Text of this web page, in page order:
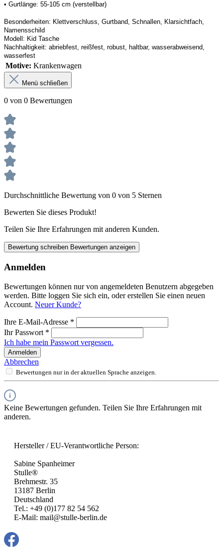
• Gurtlänge: 55-105 cm (verstellbar)
Besonderheiten: Klettverschluss, Gurtband, Schnallen, Klarsichtfach,
Namensschild
Modell: Kid Tasche
Nachhaltigkeit: abriebfest, reißfest, robust, haltbar, wasserabweisend,
wasserfest
Motive: Krankenwagen
Menü schließen
0 von 0 Bewertungen
Durchschnittliche Bewertung von 0 von 5 Sternen
Bewerten Sie dieses Produkt!
Teilen Sie Ihre Erfahrungen mit anderen Kunden.
Bewertung schreiben Bewertungen anzeigen
Anmelden
Bewertungen können nur von angemeldeten Benutzern abgegeben
werden. Bitte loggen Sie sich ein, oder erstellen Sie einen neuen
Account. Neuer Kunde?
Ihre E-Mail-Adresse *
Ihr Passwort *
Ich habe mein Passwort vergessen.
Anmelden
Abbrechen
Bewertungen nur in der aktuellen Sprache anzeigen.
Keine Bewertungen gefunden. Teilen Sie Ihre Erfahrungen mit
anderen.
Hersteller / EU-Verantwortliche Person:
Sabine Spanheimer
Stulle®
Brehmestr. 35
13187 Berlin
Deutschland
Tel.: +49 (0)177 82 54 562
E-Mail: mail@stulle-berlin.de